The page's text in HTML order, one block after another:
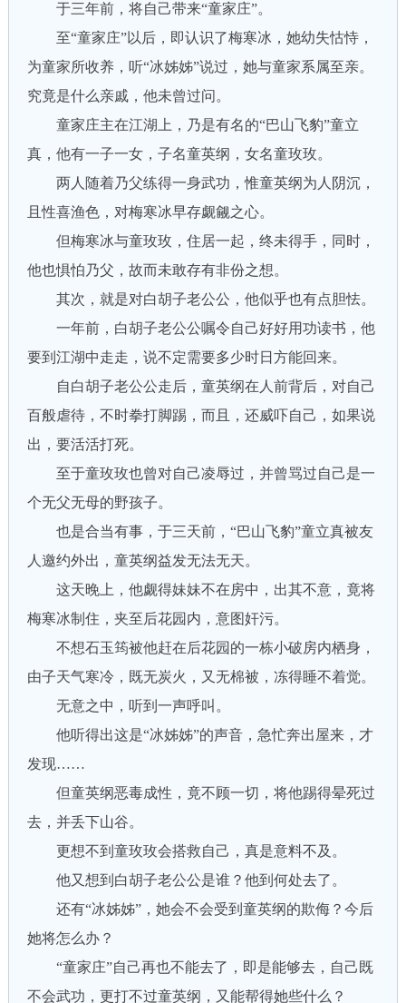
于三年前，将自己带来“童家庄”。
至“童家庄”以后，即认识了梅寒冰，她幼失怙恃，
为童家所收养，听“冰姊姊”说过，她与童家系属至亲。
究竟是什么亲戚，他未曾过问。
童家庄主在江湖上，乃是有名的“巴山飞豹”童立
真，他有一子一女，子名童英纲，女名童玫玫。
两人随着乃父练得一身武功，惟童英纲为人阴沉，
且性喜渔色，对梅寒冰早存觑觎之心。
但梅寒冰与童玫玫，住居一起，终未得手，同时，
他也惧怕乃父，故而未敢存有非份之想。
其次，就是对白胡子老公公，他似乎也有点胆怯。
一年前，白胡子老公公嘱令自己好好用功读书，他
要到江湖中走走，说不定需要多少时日方能回来。
自白胡子老公公走后，童英纲在人前背后，对自己
百般虐待，不时拳打脚踢，而且，还威吓自己，如果说
出，要活活打死。
至于童玫玫也曾对自己凌辱过，并曾骂过自己是一
个无父无母的野孩子。
也是合当有事，于三天前，“巴山飞豹”童立真被友
人邀约外出，童英纲益发无法无天。
这天晚上，他觑得妹妹不在房中，出其不意，竟将
梅寒冰制住，夹至后花园内，意图奸污。
不想石玉筠被他赶在后花园的一栋小破房内栖身，
由子天气寒冷，既无炭火，又无棉被，冻得睡不着觉。
无意之中，听到一声呼叫。
他听得出这是“冰姊姊”的声音，急忙奔出屋来，才
发现……
但童英纲恶毒成性，竟不顾一切，将他踢得晕死过
去，并丢下山谷。
更想不到童玫玫会搭救自己，真是意料不及。
他又想到白胡子老公公是谁？他到何处去了。
还有“冰姊姊”，她会不会受到童英纲的欺侮？今后
她将怎么办？
“童家庄”自己再也不能去了，即是能够去，自己既
不会武功，更打不过童英纲，又能帮得她些什么？